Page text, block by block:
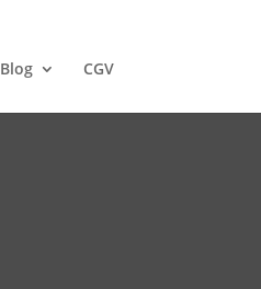
Blog CGV